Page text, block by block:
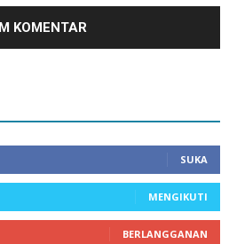
SUKA
MENGIKUTI
BERLANGGANAN